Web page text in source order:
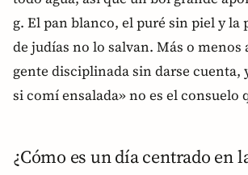
g. El pan blanco, el puré sin piel y la
de judías no lo salvan. Más o
gente disciplinada sin darse cuenta,
si comí ensalada» no es el consuelo
¿Cómo es un día centrado en